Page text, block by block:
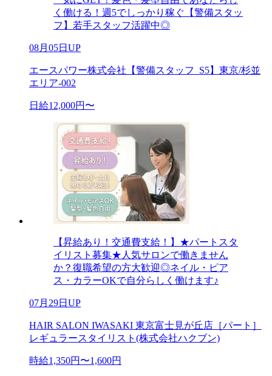
く働ける！週5でしっかり稼ぐ【警備スタッ
フ】若手スタッフ活躍中◎
08月05日UP
エースパワー株式会社【警備スタッフ_S5】東京/杉並
エリア-002
日給12,000円〜
【昇給あり！交通費支給！】★パートスタ
イリスト募集★人気サロンで働きません
か？復職希望の方大歓迎◎ネイル・ピア
ス・カラーOKで自分らしく働けます♪
07月29日UP
HAIR SALON IWASAKI 東京富士見が丘店［パート］
レギュラースタイリスト(株式会社ハクブン)
時給1,350円〜1,600円